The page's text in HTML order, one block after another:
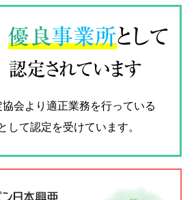
優良事業所として
認定されています
会より適正業務を行っている
して認定を受けています。